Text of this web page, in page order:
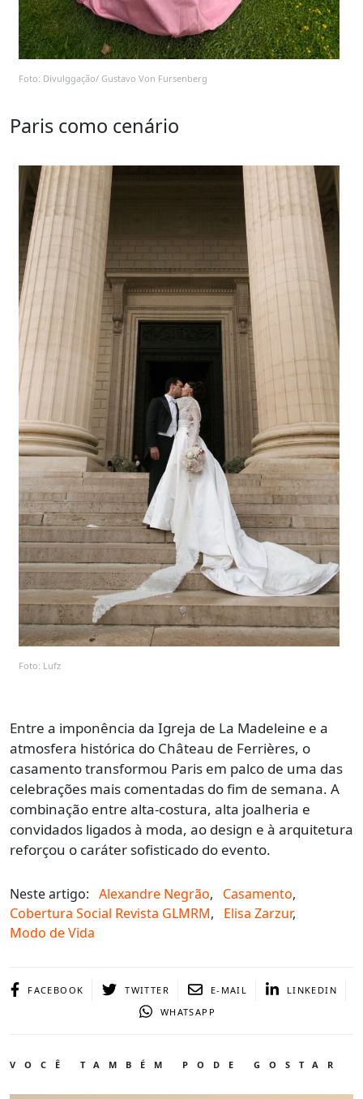
Foto: Divulggação/ Gustavo Von Fursenberg
Paris como cenário
Foto: Lufz
Entre a imponência da Igreja de La Madeleine e a
atmosfera histórica do Château de Ferrières, o
casamento transformou Paris em palco de uma das
celebrações mais comentadas do fim de semana. A
combinação entre alta-costura, alta joalheria e
convidados ligados à moda, ao design e à arquitetura
reforçou o caráter sofisticado do evento.
Neste artigo: Alexandre Negrão, Casamento,
Cobertura Social Revista GLMRM, Elisa Zarzur,
Modo de Vida
FACEBOOK TWITTER E-MAIL
LINKEDIN
WHATSAPP
VOCÊ TAMBÉM PODE GOSTAR